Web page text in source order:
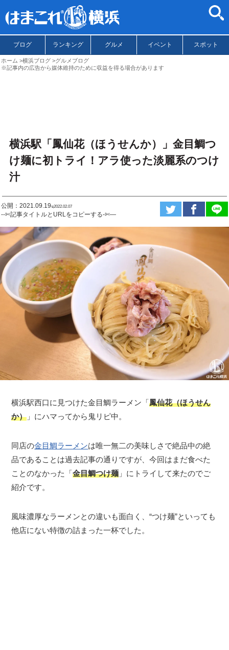
ブログ ランキング グルメ イベント スポット
ホーム 横浜ブログ
グルメブログ
※記事内の広告から媒体維持のために収益を得る場合があります
横浜駅「鳳仙花（ほうせんか）」金目鯛つ
け麺に初トライ！アラ使った淡麗系のつけ
汁
公開：2021.09.19ಇ2022.02.07
--✄記事タイトルとURLをコピーする-✄—
横浜駅西口に見つけた金目鯛ラーメン「鳳仙花（ほうせん
か） 」にハマってから鬼リピ中。
同店の金目鯛ラーメンは唯一無二の美味しさで絶品中の絶
品であることは過去記事の通りですが、今回はまだ食べた
ことのなかった「金目鯛つけ麺 」にトライして来たのでご
紹介です。
風味濃厚なラーメンとの違いも面白く、“つけ麺”といっても
他店にない特徴の詰まった一杯でした。